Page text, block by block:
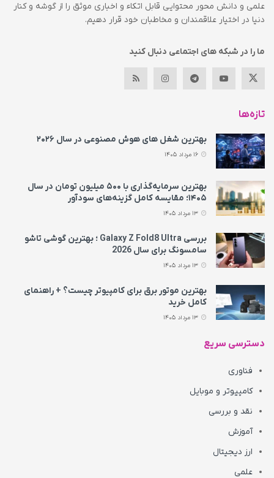
علمی و دانش محور محتوایی قابل اتکاء و اخباری موثق را از گوشه و کنار
دنیا در اختیار علاقمندان و مخاطبان خود قرار دهیم.
ما را در شبکه های اجتماعی دنبال کنید
تازه‌ها
بهترین شغل های هوش مصنوعی در سال ۲۰۲۶
بهترین سرمایه‌گذاری با ۵۰۰ میلیون تومان در سال
۱۴۰۵؛ مقایسه کامل گزینه‌های سودآور
بررسی Galaxy Z Fold8 Ultra ؛ بهترین گوشی تاشو
سامسونگ برای سال 2026
بهترین موتور برق برای کامپیوتر چیست؟ + راهنمای
کامل خرید
دسترسی سریع
فناوری
کامپیوتر و موبایل
نقد و بررسی
آموزش
ارز دیجیتال
علمی